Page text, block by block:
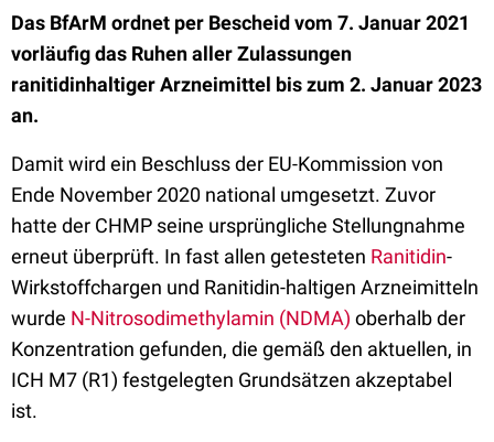
Das BfArM ordnet per Bescheid vom 7. Januar 2021
vorläufig das Ruhen aller Zulassungen
ranitidinhaltiger Arzneimittel bis zum 2. Januar 2023
an.
Damit wird ein Beschluss der EU-Kommission von
Ende November 2020 national umgesetzt. Zuvor
hatte der CHMP seine ursprüngliche Stellungnahme
erneut überprüft. In fast allen getesteten Ranitidin-
Wirkstoffchargen und Ranitidin-haltigen Arzneimitteln
wurde N-Nitrosodimethylamin (NDMA) oberhalb der
Konzentration gefunden, die gemäß den aktuellen, in
ICH M7 (R1) festgelegten Grundsätzen akzeptabel
ist.